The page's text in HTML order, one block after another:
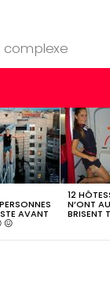
complexe
AVANT
😖
12
N’ONT
BRISENT